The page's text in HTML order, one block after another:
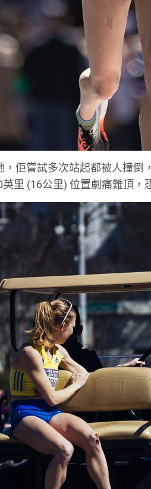
佢嘗試多次站起都被人撞
里 (16公里) 位置劇痛難頂，